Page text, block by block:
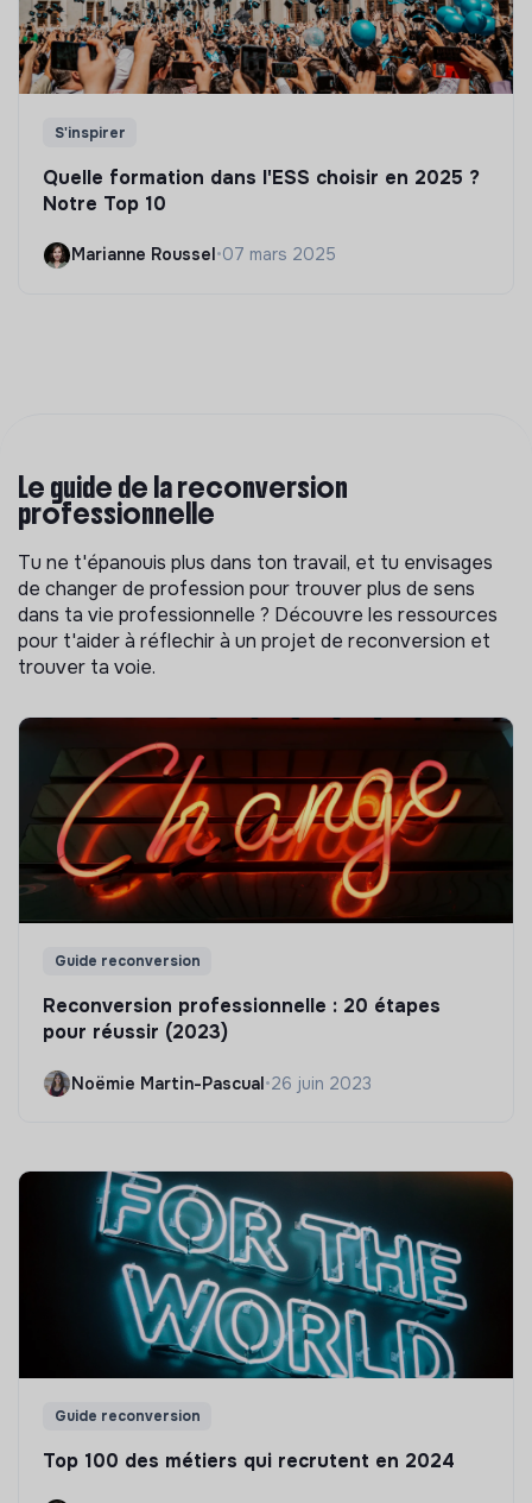
S'inspirer
Quelle formation dans l'ESS choisir en 2025 ?
Notre Top 10
Marianne Roussel•07 mars 2025
Le guide de la reconversion
professionnelle
Tu ne t'épanouis plus dans ton travail, et tu envisages
de changer de profession pour trouver plus de sens
dans ta vie professionnelle ? Découvre les ressources
pour t'aider à réflechir à un projet de reconversion et
trouver ta voie.
Guide reconversion
Reconversion professionnelle : 20 étapes
pour réussir (2023)
Noëmie Martin-Pascual•26 juin 2023
Guide reconversion
Top 100 des métiers qui recrutent en 2024